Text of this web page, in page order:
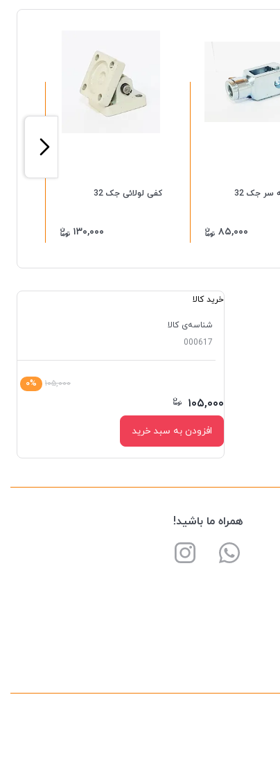
سر جک 32
۸۵,۰۰۰
کفی لولائی جک 32
۱۳۰,۰۰۰
خرید کالا
شناسه‌ی کالا
000617
۱۰۵,۰۰۰ ۰%
۱۰۵,۰۰۰
افزودن به سبد خرید
همراه ما باشید!